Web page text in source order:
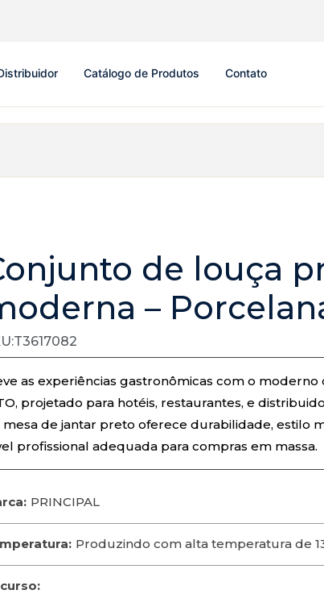
Catálogo de Produtos Contato
de louça
–
as experiências gastronômicas com o
projetado para hotéis, restaurantes, e
mesa de jantar preto oferece durabilidade, estilo
profissional adequada para compras em massa.
PRINCIPAL
Produzindo com alta temperatura de